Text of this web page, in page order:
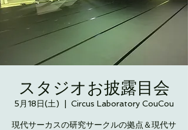
スタジオお披露目会
5月18日(土) Circus Laboratory CouCou
現代サーカスの研究サークルの拠点＆現代サ